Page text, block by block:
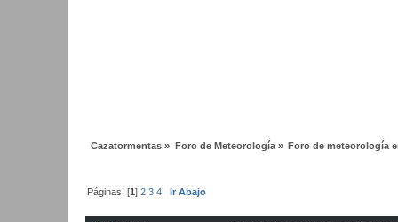
Cazatormentas » Foro de Meteorología» Foro de meteorología
Páginas: [1]2 3 4 Ir Abajo